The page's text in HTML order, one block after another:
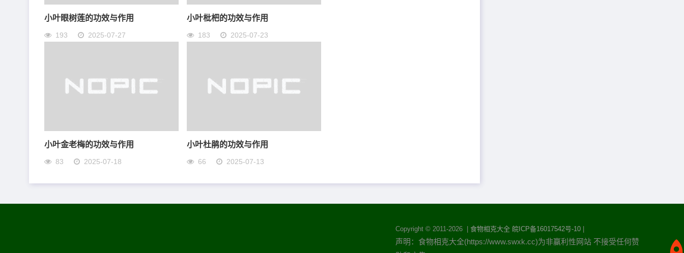
小叶眼树莲的功效与作用
193 2025-07-27
小叶枇杷的功效与作用
183 2025-07-23
小叶金老梅的功效与作用
83 2025-07-18
小叶杜鹃的功效与作用
66 2025-07-13
Copyright © 2011-2026 |食物相克大全 皖ICP备16017542号-10
声明：食物相克大全(https://www.swxk.cc)为非赢利性网站 不接受任何赞